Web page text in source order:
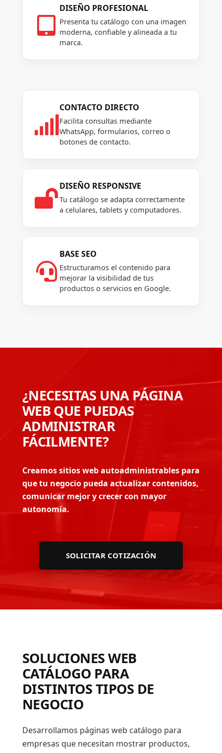

DISEÑO PROFESIONAL
Presenta tu catálogo con una imagen
moderna, confiable y alineada a tu
marca.

CONTACTO DIRECTO
Facilita consultas mediante
WhatsApp, formularios, correo o
botones de contacto.

DISEÑO RESPONSIVE
Tu catálogo se adapta correctamente
a celulares, tablets y computadores.

BASE SEO
Estructuramos el contenido para
mejorar la visibilidad de tus
productos o servicios en Google.
¿NECESITAS UNA PÁGINA
WEB QUE PUEDAS
ADMINISTRAR
FÁCILMENTE?
Creamos sitios web autoadministrables para
que tu negocio pueda actualizar contenidos,
comunicar mejor y crecer con mayor
autonomía.
SOLICITAR COTIZACIÓN
SOLUCIONES WEB
CATÁLOGO PARA
DISTINTOS TIPOS DE
NEGOCIO
Desarrollamos páginas web catálogo para
empresas que necesitan mostrar productos,